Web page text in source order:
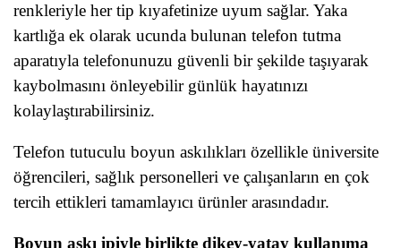
renkleriyle her tip kıyafetinize uyum sağlar. Yaka
kartlığa ek olarak ucunda bulunan telefon tutma
aparatıyla telefonunuzu güvenli bir şekilde taşıyarak
kaybolmasını önleyebilir günlük hayatınızı
kolaylaştırabilirsiniz.
Telefon tutuculu boyun askılıkları özellikle üniversite
öğrencileri, sağlık personelleri ve çalışanların en çok
tercih ettikleri tamamlayıcı ürünler arasındadır.
Boyun askı ipiyle birlikte dikey-yatay kullanıma